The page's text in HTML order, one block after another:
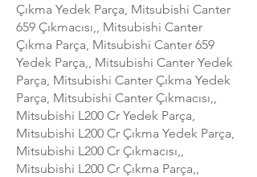
Çıkma Yedek Parça, Mitsubishi Canter
659 Çıkmacısı,, Mitsubishi Canter
Çıkma Parça, Mitsubishi Canter 659
Yedek Parça,, Mitsubishi Canter Yedek
Parça, Mitsubishi Canter Çıkma Yedek
Parça, Mitsubishi Canter Çıkmacısı,,
Mitsubishi L200 Cr Yedek Parça,
Mitsubishi L200 Cr Çıkma Yedek Parça,
Mitsubishi L200 Cr Çıkmacısı,,
Mitsubishi L200 Cr Çıkma Parça,,